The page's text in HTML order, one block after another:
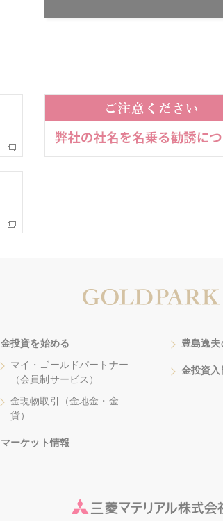
金投資を始める
マイ・ゴールドパートナー
（会員制サービス）
金現物取引（金地金・金
貨）
マーケット情報
豊島逸
金投資入